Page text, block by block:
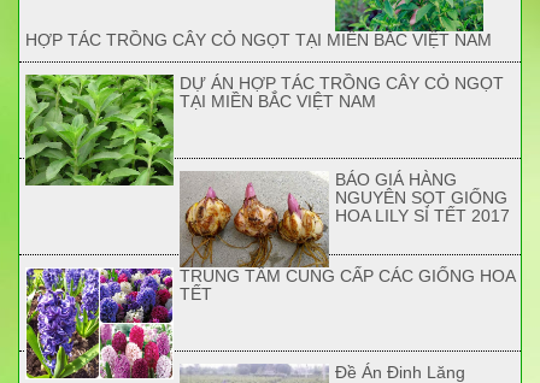
HỢP TÁC TRỒNG CÂY CỎ NGỌT TẠI MIỀN BẮC VIỆT NAM
DỰ ÁN HỢP TÁC TRỒNG CÂY CỎ NGỌT
TẠI MIỀN BẮC VIỆT NAM
BÁO GIÁ HÀNG
NGUYÊN SỌT GIỐNG
HOA LILY SỈ TẾT 2017
TRUNG TÂM CUNG CẤP CÁC GIỐNG HOA
TẾT
Đề Án Đinh Lăng